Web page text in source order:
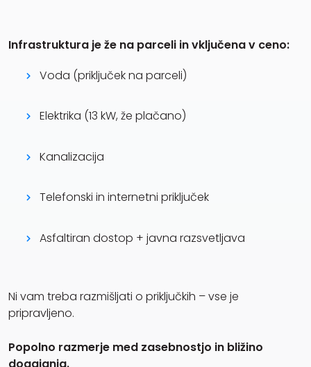
Infrastruktura je že na parceli in vključena v ceno:
Voda (priključek na parceli)
Elektrika (13 kW, že plačano)
Kanalizacija
Telefonski in internetni priključek
Asfaltiran dostop + javna razsvetljava
Ni vam treba razmišljati o priključkih – vse je
pripravljeno.
Popolno razmerje med zasebnostjo in bližino
dogajanja.